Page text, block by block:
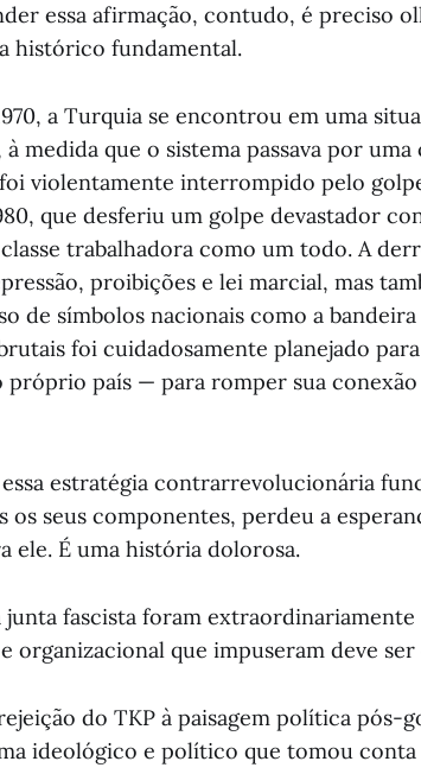
essa afirmação, contudo, é preciso
histórico fundamental.
a Turquia se encontrou em uma
medida que o sistema passava por
violentamente interrompido pelo
que desferiu um golpe devastador
trabalhadora como um todo. A
proibições e lei marcial, mas
de símbolos nacionais como a
foi cuidadosamente planejado
próprio país — para romper sua
estratégia contrarrevolucionária
os seus componentes, perdeu a
ele. É uma história dolorosa.
junta fascista foram extraordinariamente
organizacional que impuseram deve
do TKP à paisagem política pós-
ideológico e político que tomou conta